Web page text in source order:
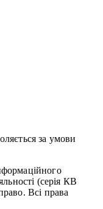
за умови
(серія КВ
Всі права